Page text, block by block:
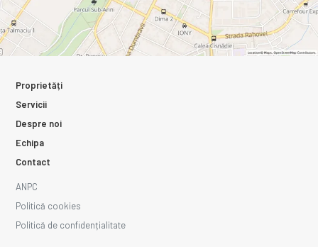
Proprietăți
Servicii
Despre noi
Echipa
Contact
ANPC
Politică cookies
Politică de confidențialitate